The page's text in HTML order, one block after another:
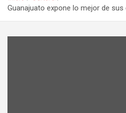
Guanajuato expone lo mejor de